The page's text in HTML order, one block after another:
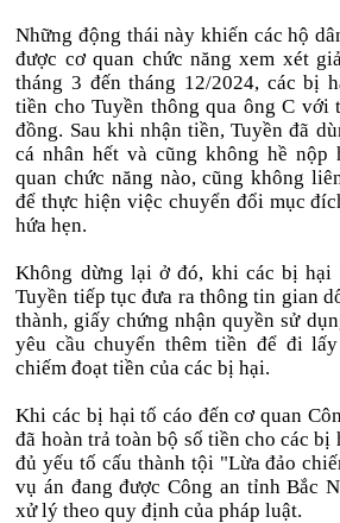
Những động thái này khiến các hộ
được cơ quan chức năng xem xét
tháng 3 đến tháng 12/2024, các bị
tiền cho Tuyền thông qua ông C với
đồng. Sau khi nhận tiền, Tuyền đã
cá nhân hết và cũngkhông hề nộp
quan chức năng nào, cũng không
để thực hiện việc chuyển đổi mục
hứa hẹn.
Không dừng lại ở đó, khi các bị hại
Tuyền tiếp tục đưa ra thông tin gian
thành, giấy chứng nhận quyền sử
yêu cầu chuyển thêm tiền để đi
chiếm đoạt tiền của các bị hại.
Khi các bị hại tố cáo đến cơ quan
đã hoàn trả toàn bộ số tiền cho các bị
đủ yếu tố cấu thành tội "Lừa đảo
vụ án đang được Công an tỉnh Bắc
xử lý theo quy định của pháp luật.